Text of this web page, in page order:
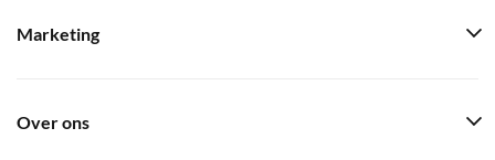
Marketing
Over ons